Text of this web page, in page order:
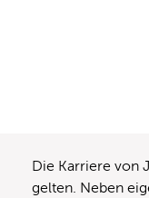
Die Karriere von
gelten. Neben